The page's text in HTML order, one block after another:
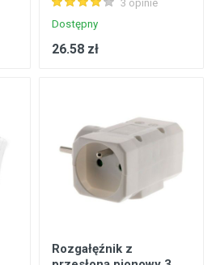
3 opinie
Dostępny
26.58 zł
Rozgałęźnik z